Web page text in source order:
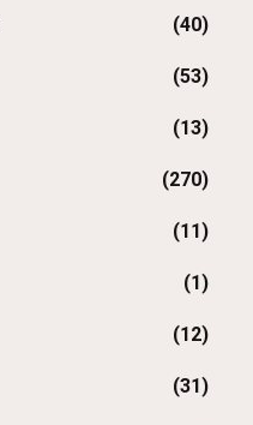
(40)
(53)
(13)
(270)
(11)
(1)
(12)
(31)